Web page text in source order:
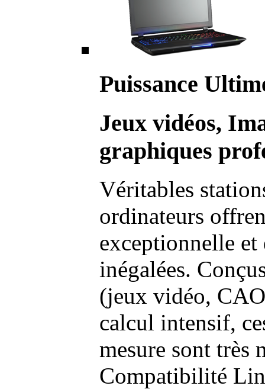
Puissance
Jeux vidéos,
graphiques
Véritables
ordinateurs
exceptionnelle et
inégalées.
(jeux vidéo,
calcul intensif,
mesure sont très
Compatibilité